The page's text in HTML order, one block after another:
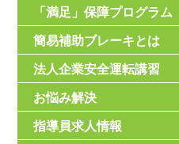
「満足」保障プログラム
簡易補助ブレーキとは
法人企業安全運転講習
お悩み解決
指導員求人情報